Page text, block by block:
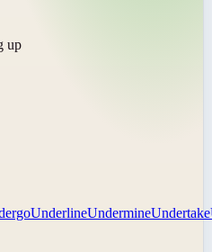
up
UnderlineUndermineUndertake